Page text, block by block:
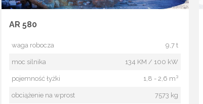
AR 580
waga robocza 9,7 t
moc silnika 134 KM / 100 kW
pojemność łyżki 1,8 - 2,6 m³
obciążenie na wprost 7573 kg